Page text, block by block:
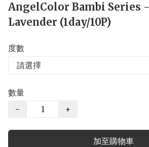
AngelColor Bambi Series
Lavender (1day/10P)
度數
數量
−
+
加至購物車